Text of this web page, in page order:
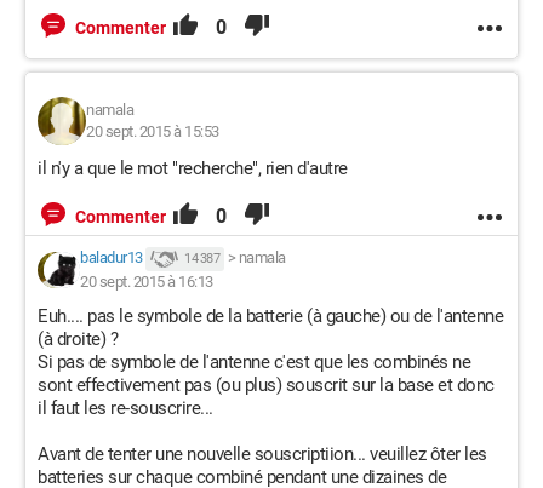
Commenter 0
namala
20 sept. 2015 à 15:53
il n'y a que le mot "recherche", rien d'autre
Commenter 0
baladur13 14 387 > namala
20 sept. 2015 à 16:13
Euh.... pas le symbole de la batterie (à gauche) ou de l'antenne
(à droite) ?
Si pas de symbole de l'antenne c'est que les combinés ne
sont effectivement pas (ou plus) souscrit sur la base et donc
il faut les re-souscrire...
Avant de tenter une nouvelle souscriptiion... veuillez ôter les
batteries sur chaque combiné pendant une dizaines de